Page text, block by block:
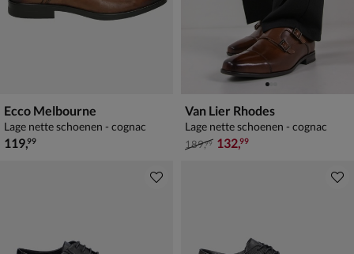
Ecco Melbourne
Lage nette schoenen - cognac
€ 119,99
119,99
Van Lier Rhodes
Lage nette schoenen - cognac
van € 189,99 voor € 132,99
189,99 132,99